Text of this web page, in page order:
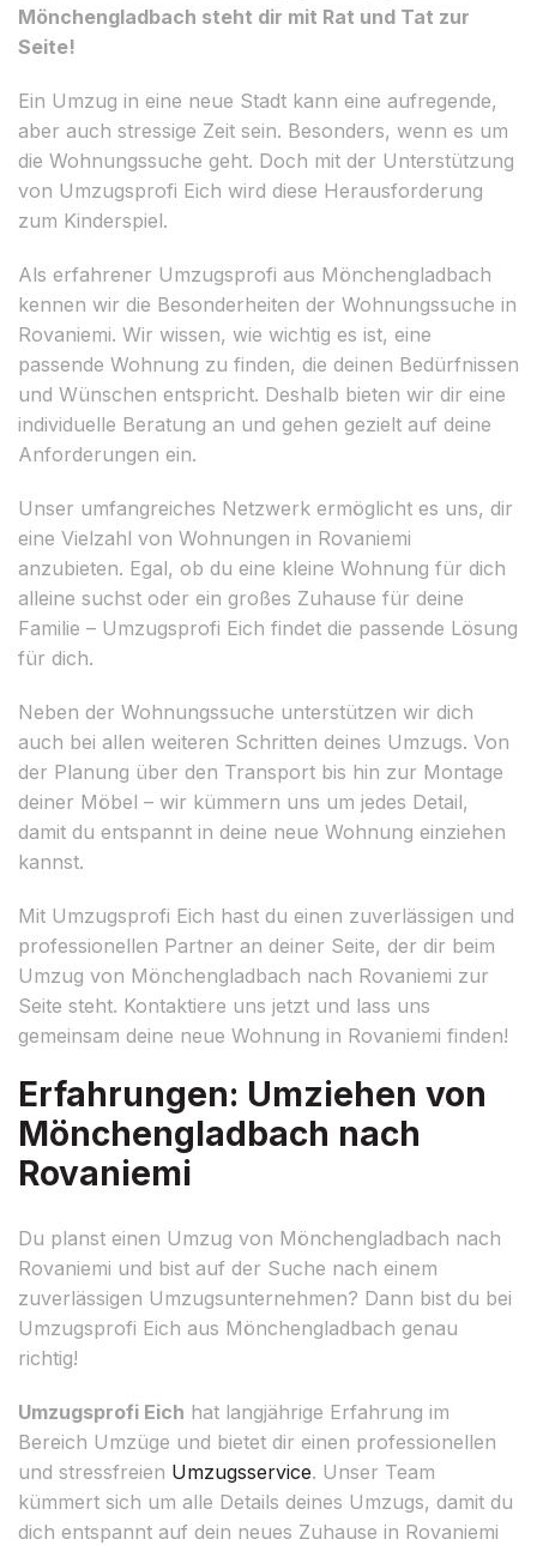
Mönchengladbach steht dir mit Rat und Tat zur
Seite!
Ein Umzug in eine neue Stadt kann eine aufregende,
aber auch stressige Zeit sein. Besonders, wenn es um
die Wohnungssuche geht. Doch mit der Unterstützung
von Umzugsprofi Eich wird diese Herausforderung
zum Kinderspiel.
Als erfahrener Umzugsprofi aus Mönchengladbach
kennen wir die Besonderheiten der Wohnungssuche in
Rovaniemi. Wir wissen, wie wichtig es ist, eine
passende Wohnung zu finden, die deinen Bedürfnissen
und Wünschen entspricht. Deshalb bieten wir dir eine
individuelle Beratung an und gehen gezielt auf deine
Anforderungen ein.
Unser umfangreiches Netzwerk ermöglicht es uns, dir
eine Vielzahl von Wohnungen in Rovaniemi
anzubieten. Egal, ob du eine kleine Wohnung für dich
alleine suchst oder ein großes Zuhause für deine
Familie – Umzugsprofi Eich findet die passende Lösung
für dich.
Neben der Wohnungssuche unterstützen wir dich
auch bei allen weiteren Schritten deines Umzugs. Von
der Planung über den Transport bis hin zur Montage
deiner Möbel – wir kümmern uns um jedes Detail,
damit du entspannt in deine neue Wohnung einziehen
kannst.
Mit Umzugsprofi Eich hast du einen zuverlässigen und
professionellen Partner an deiner Seite, der dir beim
Umzug von Mönchengladbach nach Rovaniemi zur
Seite steht. Kontaktiere uns jetzt und lass uns
gemeinsam deine neue Wohnung in Rovaniemi finden!
Erfahrungen: Umziehen von
Mönchengladbach nach
Rovaniemi
Du planst einen Umzug von Mönchengladbach nach
Rovaniemi und bist auf der Suche nach einem
zuverlässigen Umzugsunternehmen? Dann bist du bei
Umzugsprofi Eich aus Mönchengladbach genau
richtig!
Umzugsprofi Eich hat langjährige Erfahrung im
Bereich Umzüge und bietet dir einen professionellen
und stressfreien Umzugsservice. Unser Team
kümmert sich um alle Details deines Umzugs, damit du
dich entspannt auf dein neues Zuhause in Rovaniemi